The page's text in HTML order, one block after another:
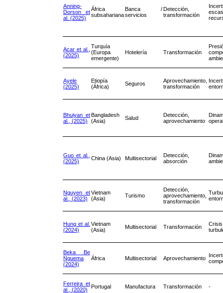
Anning-
Dorson et
al. (2025)
África
subsahariana
Banca /
servicios
Detección,
transformación
Acar et al.,
(2025)
Turquía
(Europa
emergente)
Hotelería Transformación
Ayele
(2025)
Etiopía
(África)
Seguros
Aprovechamiento,
transformación
Bhuiyan et
al., (2025)
Bangladesh
(Asia)
Salud
Detección,
aprovechamiento
Guo et al.,
(2025)
China (Asia) Multisectorial
Detección,
absorción
Nguyen et
al., (2023)
Vietnam
(Asia)
Turismo
Detección,
aprovechamiento,
transformación
Hung et al.
(2024)
Vietnam
(Asia)
Multisectorial Transformación
Beka Be
Nguema
(2024)
África Multisectorial Aprovechamiento
Ferreira et
al., (2020)
Portugal Manufactura Transformación -